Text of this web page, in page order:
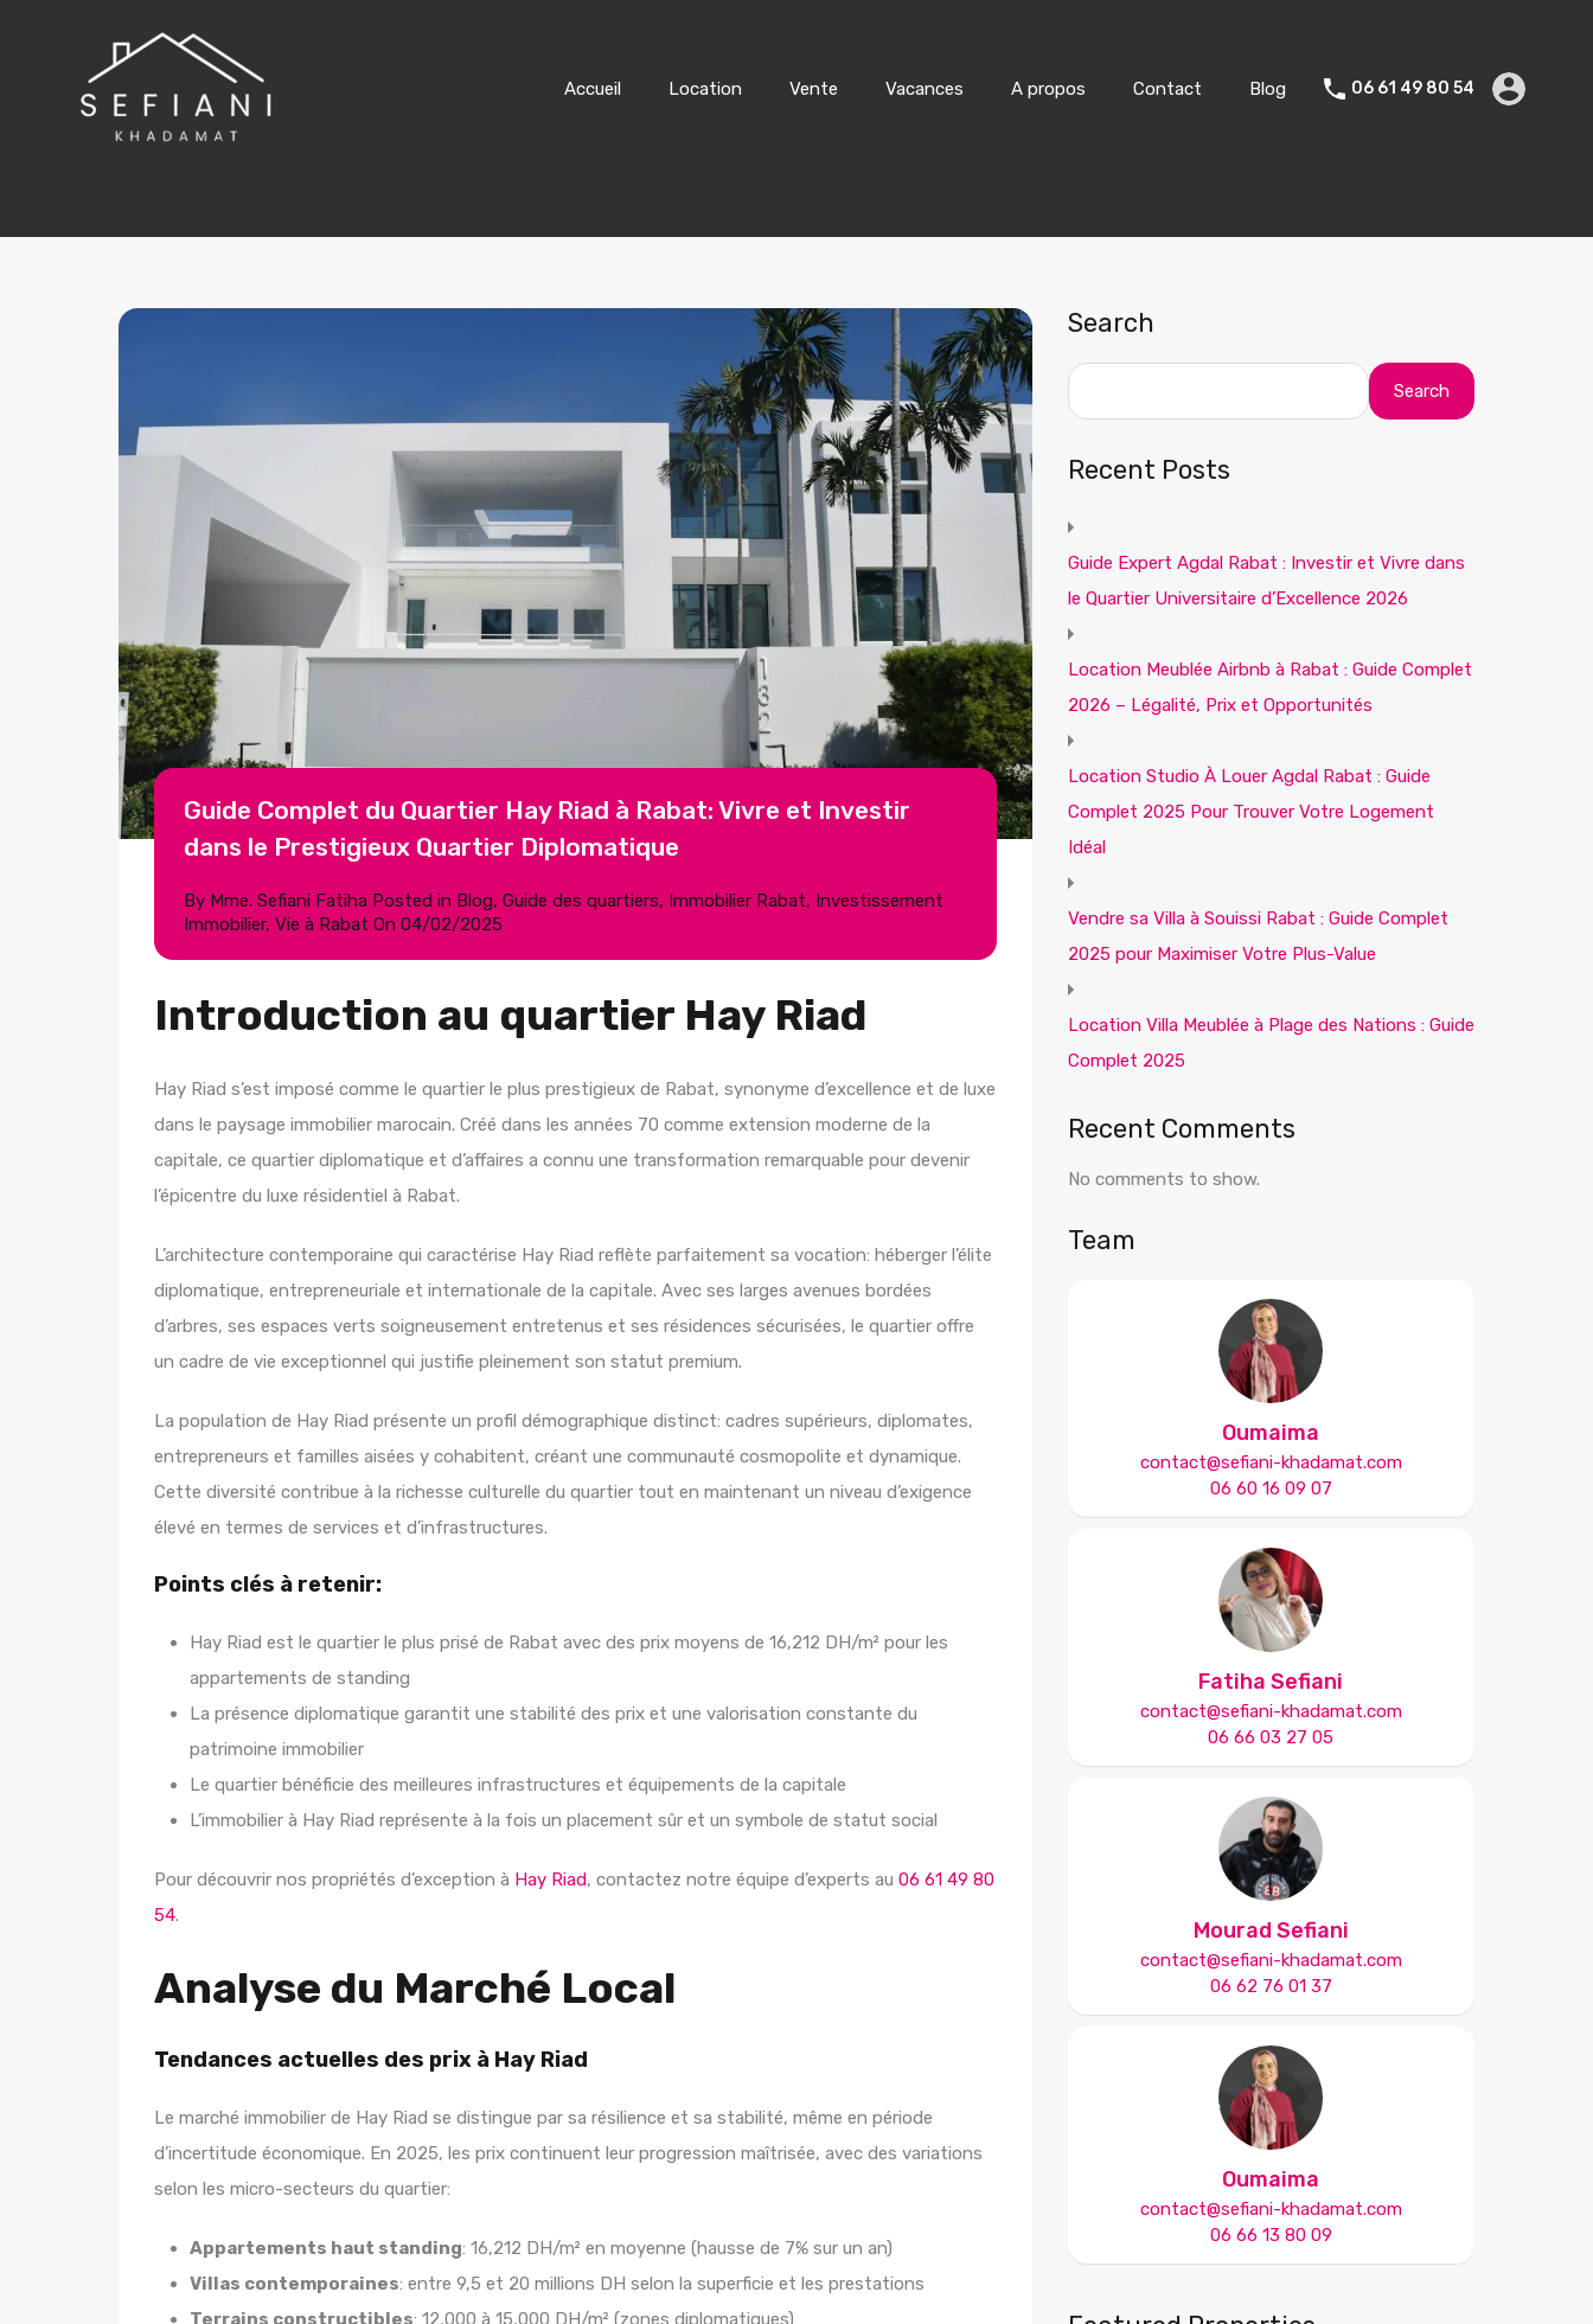
Accueil
Location Vente Vacances A propos Contact Blog 06 61 49 80 54
Guide Complet du Quartier Hay Riad à Rabat: Vivre et Investir
dans le Prestigieux Quartier Diplomatique
By Mme. Sefiani Fatiha Posted in Blog, Guide des quartiers, Immobilier Rabat, Investissement
Immobilier, Vie à Rabat On 04/02/2025
Introduction au quartier Hay Riad
Hay Riad s’est imposé comme le quartier le plus prestigieux de Rabat, synonyme d’excellence et de luxe
dans le paysage immobilier marocain. Créé dans les années 70 comme extension moderne de la
capitale, ce quartier diplomatique et d’affaires a connu une transformation remarquable pour devenir
l’épicentre du luxe résidentiel à Rabat.
L’architecture contemporaine qui caractérise Hay Riad reflète parfaitement sa vocation: héberger l’élite
diplomatique, entrepreneuriale et internationale de la capitale. Avec ses larges avenues bordées
d’arbres, ses espaces verts soigneusement entretenus et ses résidences sécurisées, le quartier offre
un cadre de vie exceptionnel qui justifie pleinement son statut premium.
La population de Hay Riad présente un profil démographique distinct: cadres supérieurs, diplomates,
entrepreneurs et familles aisées y cohabitent, créant une communauté cosmopolite et dynamique.
Cette diversité contribue à la richesse culturelle du quartier tout en maintenant un niveau d’exigence
élevé en termes de services et d’infrastructures.
Points clés à retenir:
Hay Riad est le quartier le plus prisé de Rabat avec des prix moyens de 16,212 DH/m² pour les
appartements de standing
La présence diplomatique garantit une stabilité des prix et une valorisation constante du
patrimoine immobilier
Le quartier bénéficie des meilleures infrastructures et équipements de la capitale
L’immobilier à Hay Riad représente à la fois un placement sûr et un symbole de statut social
Pour découvrir nos propriétés d’exception à Hay Riad, contactez notre équipe d’experts au 06 61 49 80
54.
Analyse du Marché Local
Tendances actuelles des prix à Hay Riad
Le marché immobilier de Hay Riad se distingue par sa résilience et sa stabilité, même en période
d’incertitude économique. En 2025, les prix continuent leur progression maîtrisée, avec des variations
selon les micro-secteurs du quartier:
Appartements haut standing: 16,212 DH/m² en moyenne (hausse de 7% sur un an)
Villas contemporaines: entre 9,5 et 20 millions DH selon la superficie et les prestations
Terrains constructibles: 12,000 à 15,000 DH/m² (zones diplomatiques)
Search
Search
Recent Posts
Guide Expert Agdal Rabat : Investir et Vivre dans
le Quartier Universitaire d’Excellence 2026
Location Meublée Airbnb à Rabat : Guide Complet
2026 – Légalité, Prix et Opportunités
Location Studio À Louer Agdal Rabat : Guide
Complet 2025 Pour Trouver Votre Logement
Idéal
Vendre sa Villa à Souissi Rabat : Guide Complet
2025 pour Maximiser Votre Plus-Value
Location Villa Meublée à Plage des Nations : Guide
Complet 2025
Recent Comments
No comments to show.
Team
Oumaima
contact@sefiani-khadamat.com
06 60 16 09 07
Fatiha Sefiani
contact@sefiani-khadamat.com
06 66 03 27 05
Mourad Sefiani
contact@sefiani-khadamat.com
06 62 76 01 37
Oumaima
contact@sefiani-khadamat.com
06 66 13 80 09